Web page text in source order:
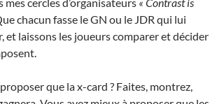
chacun fasse le GN ou le JDR qui lui
et laissons les joueurs comparer et décider
que la x-card ? Faites, montrez,